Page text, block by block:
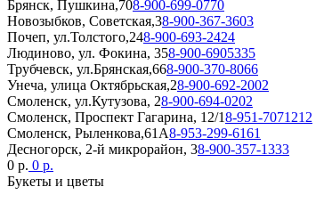
Брянск, Пушкина,708-900-699-0770
Новозыбков, Советская,38-900-367-3603
Почеп, ул.Толстого,248-900-693-2424
Людиново, ул. Фокина, 358-900-6905335
Трубчевск, ул.Брянская,668-900-370-8066
Унеча, улица Октябрьская,28-900-692-2002
Смоленск, ул.Кутузова, 28-900-694-0202
Смоленск, Проспект Гагарина, 12/18-951-7071212
Смоленск, Рыленкова,61А8-953-299-6161
Десногорск, 2-й микрорайон, 38-900-357-1333
0 р. 0 р.
Букеты и цветы